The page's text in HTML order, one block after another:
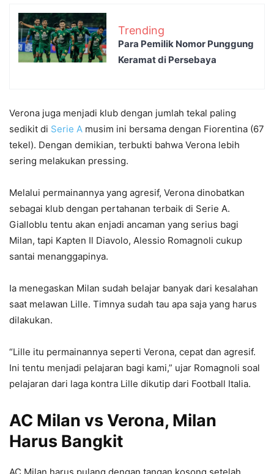
Trending
Para Pemilik Nomor Punggung
Keramat di Persebaya
Verona juga menjadi klub dengan jumlah tekal paling
sedikit di Serie A musim ini bersama dengan Fiorentina (67
tekel). Dengan demikian, terbukti bahwa Verona lebih
sering melakukan pressing.
Melalui permainannya yang agresif, Verona dinobatkan
sebagai klub dengan pertahanan terbaik di Serie A.
Gialloblu tentu akan enjadi ancaman yang serius bagi
Milan, tapi Kapten Il Diavolo, Alessio Romagnoli cukup
santai menanggapinya.
Ia menegaskan Milan sudah belajar banyak dari kesalahan
saat melawan Lille. Timnya sudah tau apa saja yang harus
dilakukan.
“Lille itu permainannya seperti Verona, cepat dan agresif.
Ini tentu menjadi pelajaran bagi kami,” ujar Romagnoli soal
pelajaran dari laga kontra Lille dikutip dari Football Italia.
AC Milan vs Verona, Milan
Harus Bangkit